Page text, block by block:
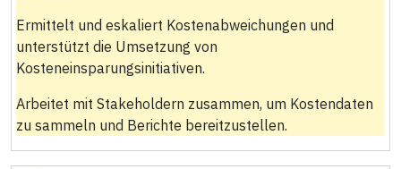
Ermittelt und eskaliert Kostenabweichungen und
unterstützt die Umsetzung von
Kosteneinsparungsinitiativen.
Arbeitet mit Stakeholdern zusammen, um Kostendaten
zu sammeln und Berichte bereitzustellen.